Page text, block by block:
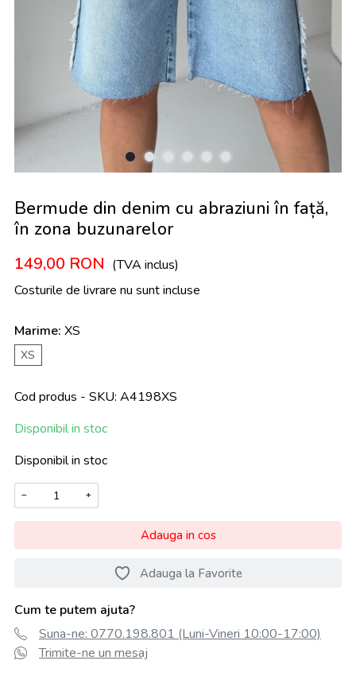
Bermude din denim cu abraziuni în față,
în zona buzunarelor
149,00 RON (TVA inclus)
Costurile de livrare nu sunt incluse
Marime: XS
XS
Cod produs - SKU A4198XS
Disponibil in stoc
Disponibil in stoc
− +
Adauga in cos
Adauga la Favorite
Cum te putem ajuta?
Suna-ne: 0770.198.801 (Luni-Vineri 10:00-17:00)
Trimite-ne un mesaj